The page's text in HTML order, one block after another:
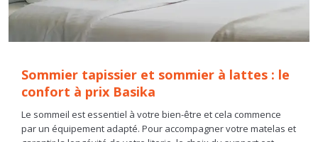
Sommier tapissier et sommier à lattes : le
confort à prix Basika
Le sommeil est essentiel à votre bien-être et cela commence
par un équipement adapté. Pour accompagner votre matelas et